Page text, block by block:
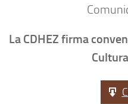
La CDHEZ firma